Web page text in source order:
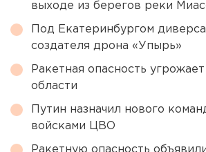
выходе из берегов реки
Под Екатеринбургом
создателя дрона «Упырь»
Ракетная опасность
области
Путин назначил нового
войсками ЦВО
Ракетную опасность